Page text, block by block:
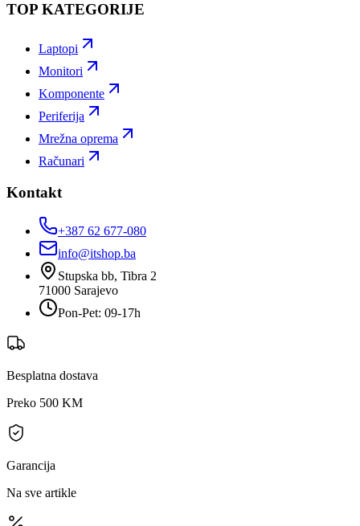
TOP KATEGORIJE
Laptopi
Monitori
Komponente
Periferija
Mrežna oprema
Računari
Kontakt
+387 62 677-080
info@itshop.ba
Stupska bb, Tibra 2
71000 Sarajevo
Pon-Pet: 09-17h
Besplatna dostava
Preko 500 KM
Garancija
Na sve artikle